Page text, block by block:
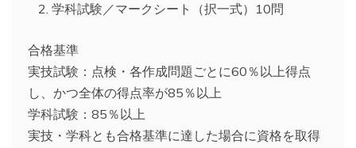
学科試験／マークシート（択一式）10問
合格基準
実技試験：点検・各作成問題ごとに60％以上得点
し、かつ全体の得点率が85％以上
学科試験：85％以上
実技・学科とも合格基準に達した場合に資格を取得